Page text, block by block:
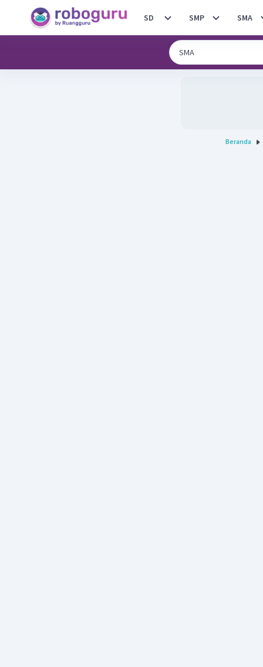
SD SMP SMA
Beranda